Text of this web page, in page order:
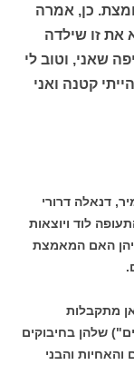
כן, אמרה
את זו שילדה
שאני, וטוב לי
קטנה ואני
דנאלה דרורי
לוד ויוצאות
האם המאמצת
מתקבלות
שלהן בחיבוקים
והבני